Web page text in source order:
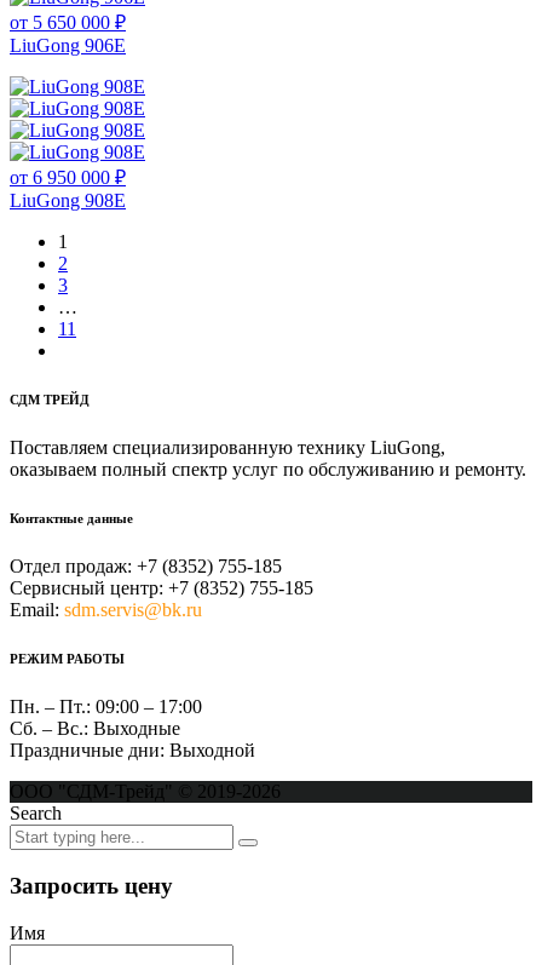
от 5 650 000 ₽
LiuGong 906E
от 6 950 000 ₽
LiuGong 908E
1
2
3
…
11
СДМ ТРЕЙД
Поставляем специализированную технику LiuGong,
оказываем полный спектр услуг по обслуживанию и ремонту.
Контактные данные
Отдел продаж: +7 (8352) 755-185
Сервисный центр: +7 (8352) 755-185
Email: sdm.servis@bk.ru
РЕЖИМ РАБОТЫ
Пн. – Пт.: 09:00 – 17:00
Сб. – Вс.: Выходные
Праздничные дни: Выходной
ООО "СДМ-Трейд" © 2019-2026
Search
Запросить цену
Имя